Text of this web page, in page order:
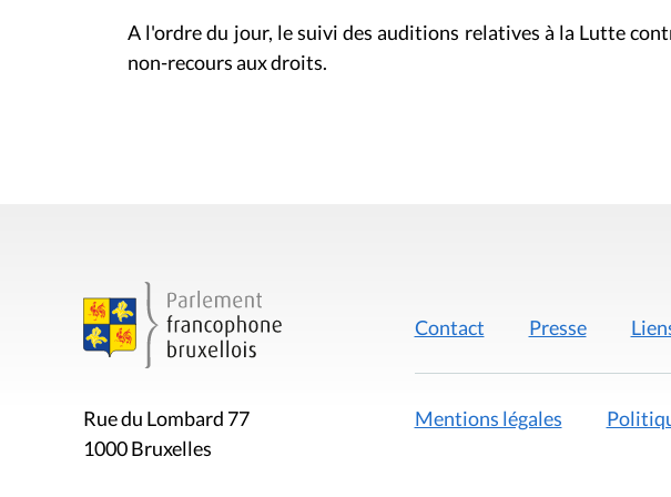
A l'ordre du jour, le suivi des auditions relatives à la Lutte
non-recours aux droits.
Rue du Lombard 77
1000 Bruxelles
Contact Presse
Mentions légales